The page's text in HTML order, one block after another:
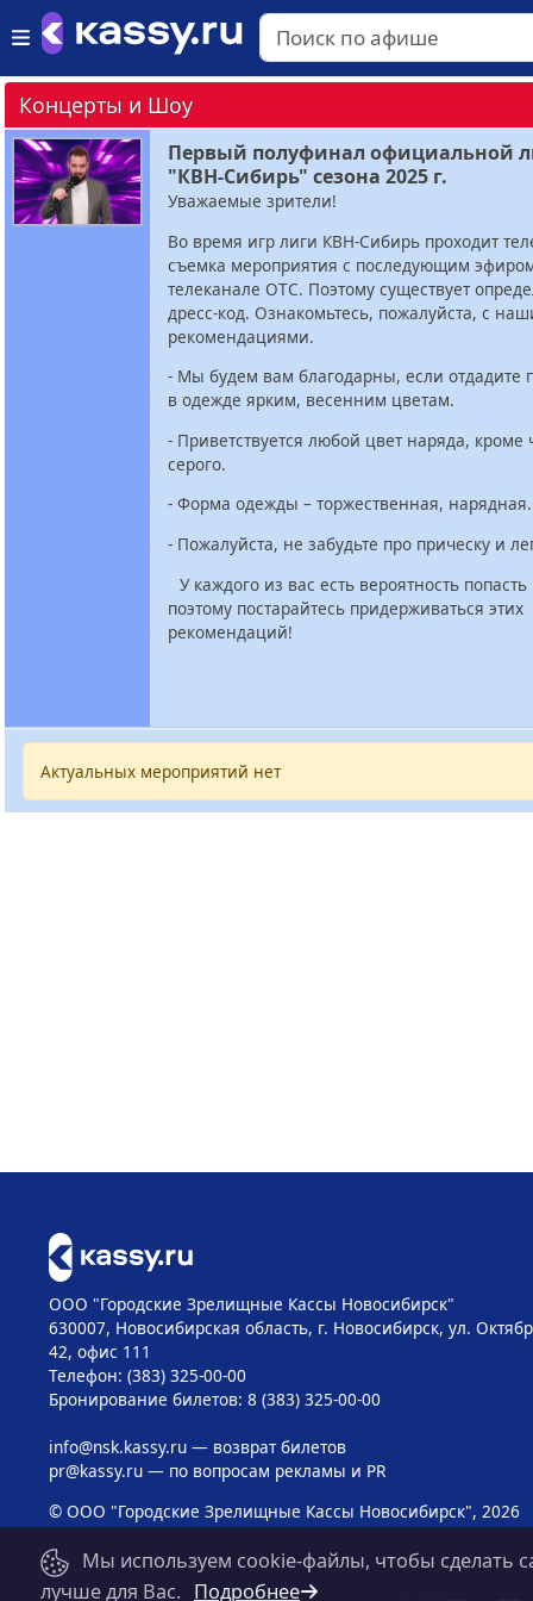
Концерты и Шоу
Первый полуфинал официальной
"КВН-Сибирь" сезона 2025 г.
Уважаемые зрители!
Во время игр лиги КВН-Сибирь проходит
съемка мероприятия с последующим
телеканале ОТС. Поэтому существует
дресс-код. Ознакомьтесь, пожалуйста, с
рекомендациями.
- Мы будем вам благодарны, если отдадите
в одежде ярким, весенним цветам.
- Приветствуется любой цвет наряда, кроме
серого.
- Форма одежды – торжественная,
- Пожалуйста, не забудьте про прическу и
⠀У каждого из вас есть вероятность
поэтому постарайтесь придерживаться этих
рекомендаций!
Актуальных мероприятий нет
ООО "Городские Зрелищные Кассы Новосибирск"
630007, Новосибирская область, г. Новосибирск, ул.
42, офис 111
Телефон: (383) 325-00-00
Бронирование билетов: 8 (383) 325-00-00
info@nsk.kassy.ru— возврат билетов
pr@kassy.ru— по вопросам рекламы и PR
© ООО "Городские Зрелищные Кассы Новосибирск", 2026
Мы используем cookie-файлы, чтобы сделать
лучше для Вас. Подробнее